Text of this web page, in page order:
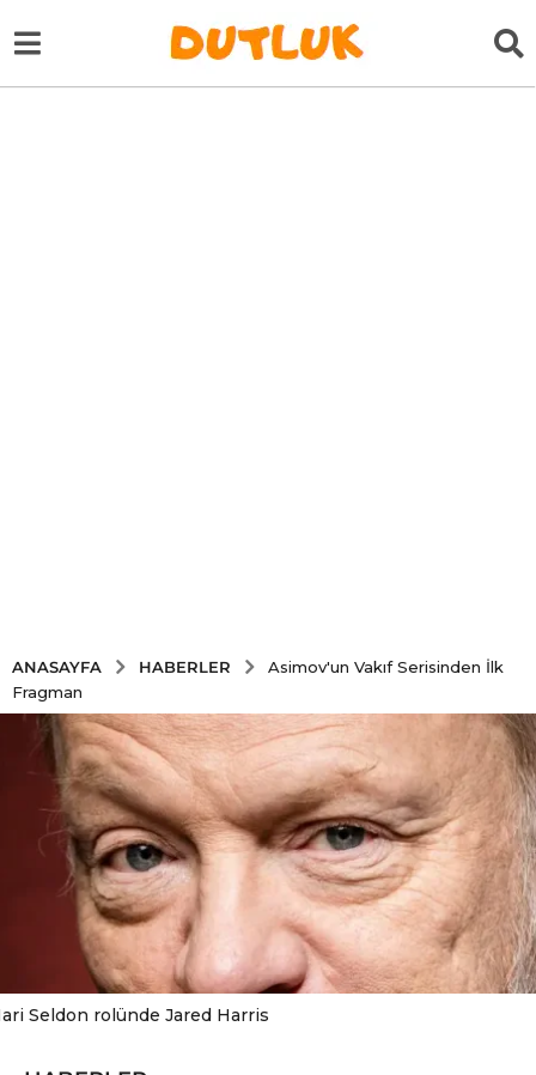
ANASAYFA HABERLER
Asimov'un Vakıf Serisinden İlk
Fragman
Seldon rolünde Jared Harris